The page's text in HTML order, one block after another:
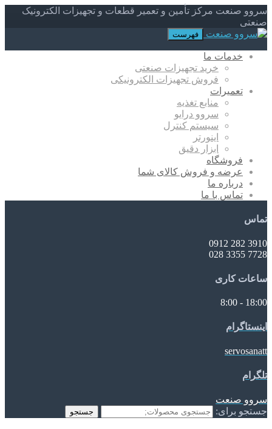
سروو صنعت مرکز تأمین و تعمیر قطعات و تجهیزات الکترونیک
صنعتی
فهرست
خدمات ما
خرید تجهیزات صنعتی
فروش تجهیزات الکترونیکی
تعمیرات
منابع تغذیه
سروو درایو
سیستم کنترل
اینورتر
ابزار دقیق
فروشگاه
عرضه و فروش کالای شما
درباره ما
تماس با ما
تماس
3910 282 0912
7728 3355 028
ساعات کاری
18:00 - 8:00
اینستاگرام
servosanatt
تلگرام
سروو صنعت
جستجو برای:
جستجو